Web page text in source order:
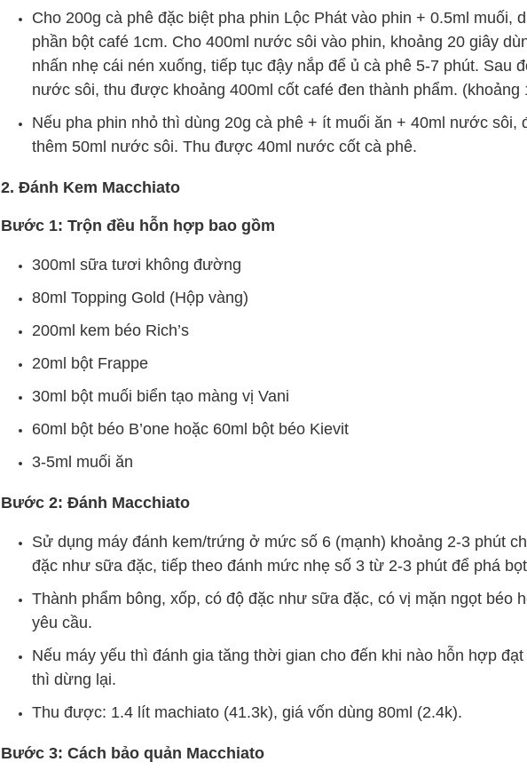
Cho 200g cà phê đặc biệt pha phin Lộc Phát vào phin + 0.5ml muối,
phần bột café 1cm. Cho 400ml nước sôi vào phin, khoảng 20 giây
nhấn nhẹ cái nén xuống, tiếp tục đậy nắp để ủ cà phê 5-7 phút. Sau
nước sôi, thu được khoảng 400ml cốt café đen thành phẩm. (khoảng
Nếu pha phin nhỏ thì dùng 20g cà phê + ít muối ăn + 40ml nước sôi,
thêm 50ml nước sôi. Thu được 40ml nước cốt cà phê.
2. Đánh Kem Macchiato
Bước 1: Trộn đều hỗn hợp bao gồm
300ml sữa tươi không đường
80ml Topping Gold (Hộp vàng)
200ml kem béo Rich’s
20ml bột Frappe
30ml bột muối biển tạo màng vị Vani
60ml bột béo B’one hoặc 60ml bột béo Kievit
3-5ml muối ăn
Bước 2: Đánh Macchiato
Sử dụng máy đánh kem/trứng ở mức số 6 (mạnh) khoảng 2-3 phút
đặc như sữa đặc, tiếp theo đánh mức nhẹ số 3 từ 2-3 phút để phá
Thành phẩm bông, xốp, có độ đặc như sữa đặc, có vị mặn ngọt béo
yêu cầu.
Nếu máy yếu thì đánh gia tăng thời gian cho đến khi nào hỗn hợp
thì dừng lại.
Thu được: 1.4 lít machiato (41.3k), giá vốn dùng 80ml (2.4k).
Bước 3: Cách bảo quản Macchiato